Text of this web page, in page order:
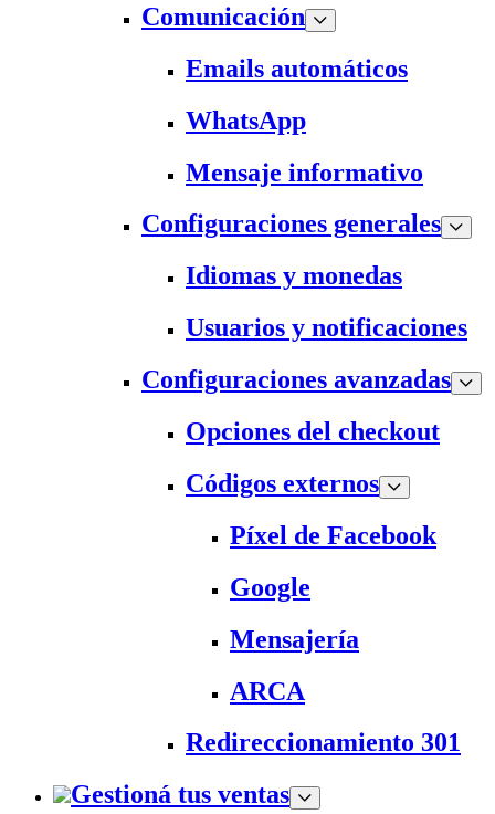
Comunicación
Emails automáticos
WhatsApp
Mensaje informativo
Configuraciones generales
Idiomas y monedas
Usuarios y notificaciones
Configuraciones avanzadas
Opciones del checkout
Códigos externos
Píxel de Facebook
Google
Mensajería
ARCA
Redireccionamiento 301
Gestioná tus ventas